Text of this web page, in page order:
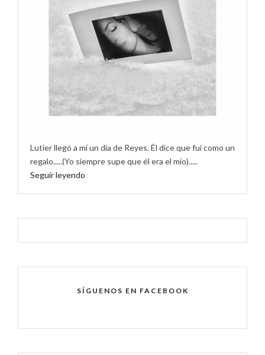
Lutier llegó a mí un día de Reyes. Él dice que fui como un
regalo.....(Yo siempre supe que él era el mío).....
Seguir leyendo
SÍGUENOS EN FACEBOOK